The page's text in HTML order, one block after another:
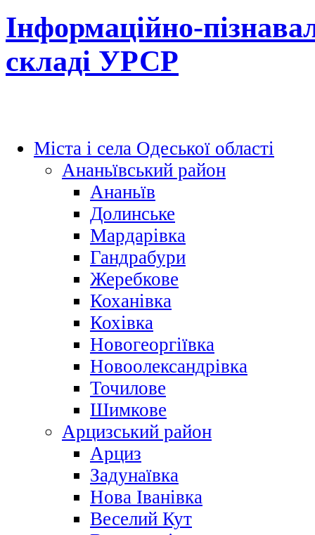
Інформаційно-
складі УРСР
Міста і села Одеської області
Ананьївський район
Ананьїв
Долинське
Мардарівка
Гандрабури
Жеребкове
Коханівка
Кохівка
Новогеоргіївка
Новоолександрівка
Точилове
Шимкове
Арцизський район
Арциз
Задунаївка
Нова Іванівка
Веселий Кут